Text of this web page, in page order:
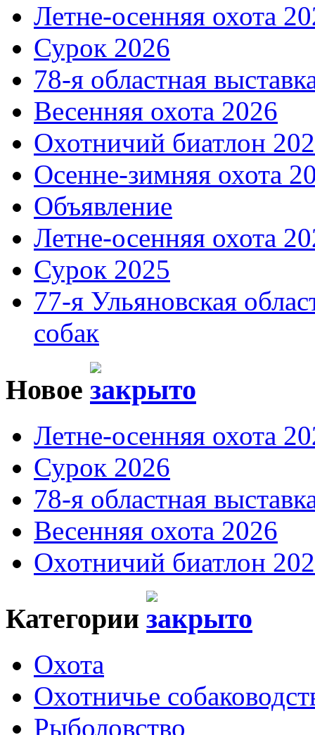
Летне-осенняя охота
Сурок 2026
78-я областная
Весенняя охота 2026
Охотничий биатлон
Осенне-зимняя охота
Объявление
Летне-осенняя охота
Сурок 2025
77-я Ульяновская
собак
Новое
Летне-осенняя охота
Сурок 2026
78-я областная
Весенняя охота 2026
Охотничий биатлон
Категории
Охота
Охотничье
Рыболовство